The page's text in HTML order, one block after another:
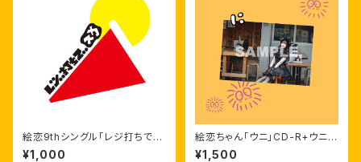
絵恋9thシングル「レジ打ちでス
カ」
¥1,000
絵恋ちゃん「ウニ」CD-R+ウニウ
ニしゃしん3枚セット（に）
¥1,500